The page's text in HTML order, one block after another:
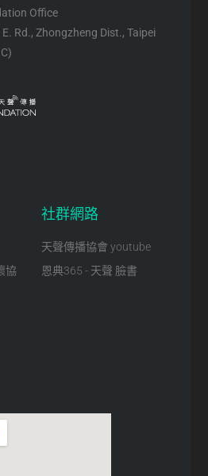
Office
Rd., Zhongzheng Dist., Taipei
協
社群網路
天聲傳播協會 youtube
恩典365 - 天聲 臉書